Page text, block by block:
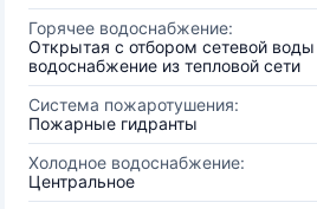
Горячее водоснабжение:
Открытая с отбором сетевой воды
водоснабжение из тепловой сети
Система пожаротушения:
Пожарные гидранты
Холодное водоснабжение:
Центральное